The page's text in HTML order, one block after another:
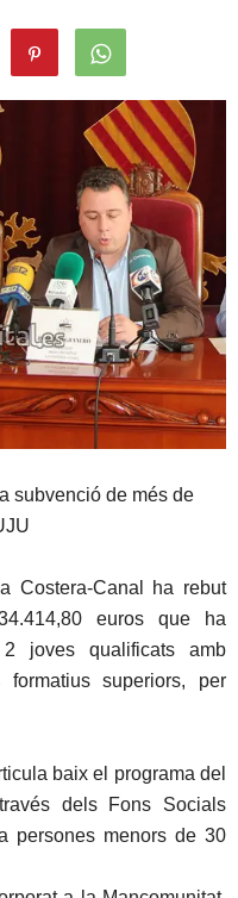
subvenció de més de
Costera-Canal ha rebut
euros que ha
joves qualificats amb
superiors, per
baix el programa del
dels Fons Socials
persones menors de 30